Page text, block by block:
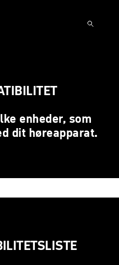
enheder, som
dit høreapparat.